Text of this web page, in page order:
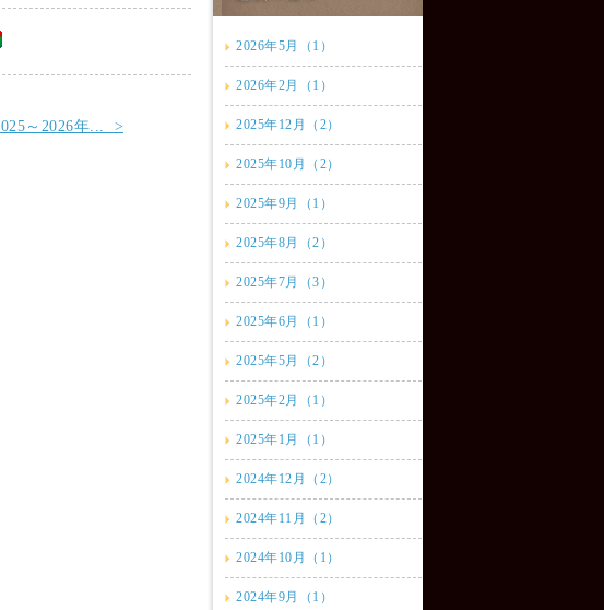
～2026年... >
2026年5月（1）
2026年2月（1）
2025年12月（2）
2025年10月（2）
2025年9月（1）
2025年8月（2）
2025年7月（3）
2025年6月（1）
2025年5月（2）
2025年2月（1）
2025年1月（1）
2024年12月（2）
2024年11月（2）
2024年10月（1）
2024年9月（1）